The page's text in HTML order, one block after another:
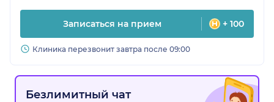
Записаться на прием + 100
Клиника перезвонит завтра после 09:00
Безлимитный чат